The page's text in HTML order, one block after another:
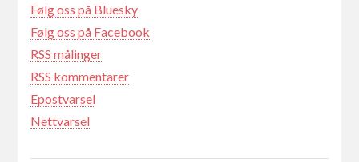
Følg oss på Bluesky
Følg oss på Facebook
RSS målinger
RSS kommentarer
Epostvarsel
Nettvarsel